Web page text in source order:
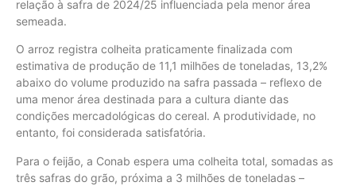
relação à safra de 2024/25 influenciada pela menor área
semeada.
O arroz registra colheita praticamente finalizada com
estimativa de produção de 11,1 milhões de toneladas, 13,2%
abaixo do volume produzido na safra passada – reflexo de
uma menor área destinada para a cultura diante das
condições mercadológicas do cereal. A produtividade, no
entanto, foi considerada satisfatória.
Para o feijão, a Conab espera uma colheita total, somadas as
três safras do grão, próxima a 3 milhões de toneladas –